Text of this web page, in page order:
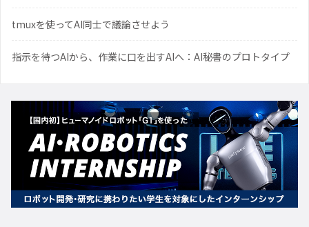
tmuxを使ってAI同士で議論させよう
指示を待つAIから、作業に口を出すAIへ：AI秘書のプロトタイプ